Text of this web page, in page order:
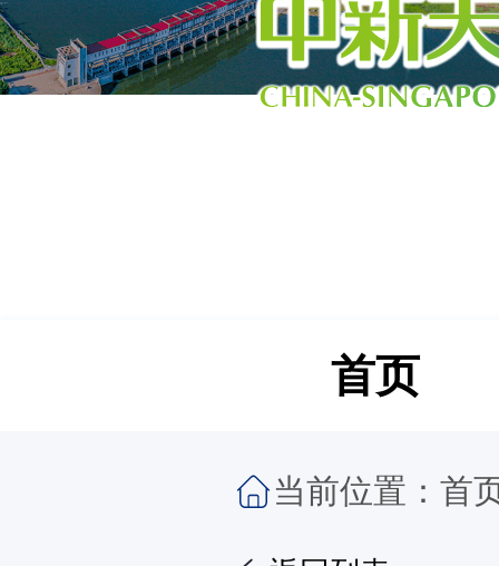
首页
当前位置： 首